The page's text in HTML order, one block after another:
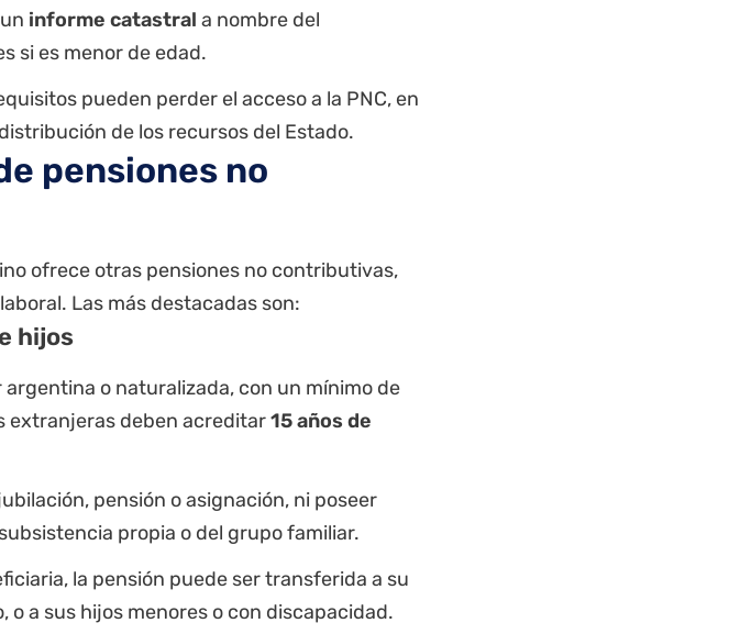
informe catastral a nombre del
si es menor de edad.
pueden perder el acceso a la PNC, en
de los recursos del Estado.
pensiones no
ofrece otras pensiones no contributivas,
Las más destacadas son:
hijos
argentina o naturalizada, con un mínimo de
extranjeras deben acreditar15 años de
pensión o asignación, ni poseer
propia o del grupo familiar.
la pensión puede ser transferida a su
a sus hijos menores o con discapacidad.